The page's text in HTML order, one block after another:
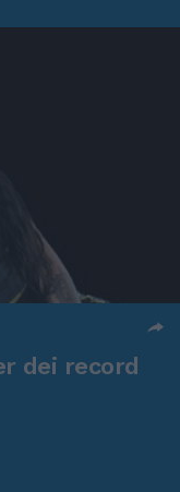
dei record